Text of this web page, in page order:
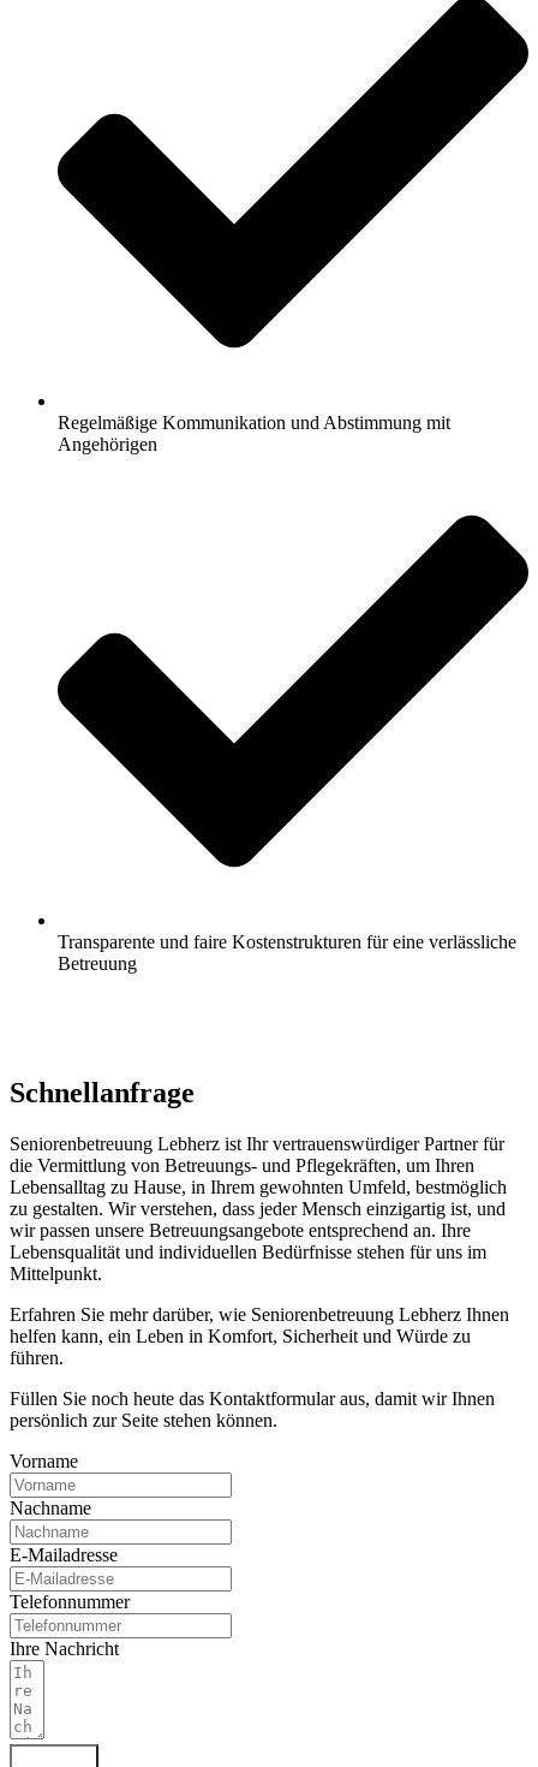
Regelmäßige Kommunikation und Abstimmung mit
Angehörigen
Transparente und faire Kostenstrukturen für eine verlässliche
Betreuung
Schnell­anfrage
Seniorenbetreuung Lebherz ist Ihr vertrauenswürdiger Partner für
die Vermittlung von Betreuungs- und Pflegekräften, um Ihren
Lebensalltag zu Hause, in Ihrem gewohnten Umfeld, bestmöglich
zu gestalten. Wir verstehen, dass jeder Mensch einzigartig ist, und
wir passen unsere Betreuungsangebote entsprechend an. Ihre
Lebensqualität und individuellen Bedürfnisse stehen für uns im
Mittelpunkt.
Erfahren Sie mehr darüber, wie Seniorenbetreuung Lebherz Ihnen
helfen kann, ein Leben in Komfort, Sicherheit und Würde zu
führen.
Füllen Sie noch heute das Kontaktformular aus, damit wir Ihnen
persönlich zur Seite stehen können.
Vorname
Nachname
E-Mailadresse
Telefonnummer
Ihre Nachricht